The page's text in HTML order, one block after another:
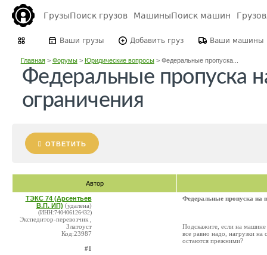
ГрузыПоиск грузов МашиныПоиск машин
Ваши грузы Добавить груз Ваши машины
Главная> Форумы> Юридические вопросы> Федеральные пропуска...
Федеральные пропуска
ограничения
ОТВЕТИТЬ
Автор
ТЭКС 74 (Арсентьев
В.П. ИП) (удалена)
(ИНН:740406126432)
Экспедитор-перевозчик ,
Златоуст
Код:23987
#1
Федеральные пропуска на
Подскажите, если на машине
все равно надо, нагрузки на
остаются прежними?